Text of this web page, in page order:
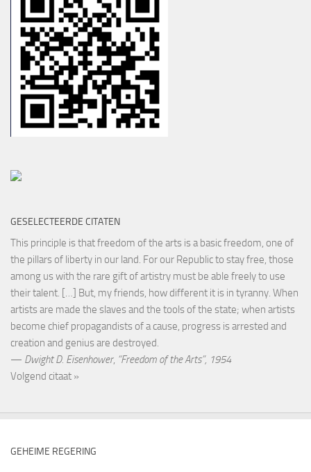
GESELECTEERDE CITATEN
This principle is that freedom of the arts is a basic freedom, one of
the pillars of liberty in our land. For our Republic to stay free, those
among us with the rare gift of artistry must be able freely to use
their talent. […] But, my friends, how different it is in tyranny. When
artists are made the slaves and the tools of the state; when artists
become chief propagandists of a cause, progress is arrested and
creation and genius are destroyed.
— Dwight D. Eisenhower, “Freedom of the Arts”, 1954
Volgend citaat »
GEHEIME REGERING